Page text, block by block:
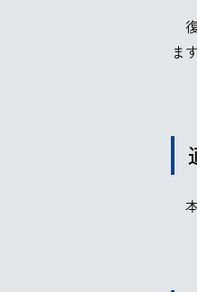
ま